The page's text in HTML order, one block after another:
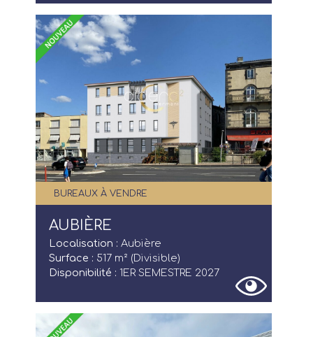
BUREAUX À VENDRE
AUBIÈRE
Localisation : Aubière
Surface : 517 m² (Divisible)
Disponibilité : 1ER SEMESTRE 2027